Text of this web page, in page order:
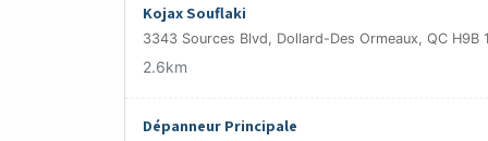
Kojax Souflaki
3343 Sources Blvd, Dollard-Des Ormeaux, QC H9B
2.6km
Dépanneur Principale